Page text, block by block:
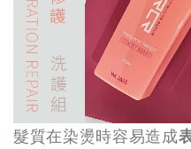
髮質在染燙時容易造成